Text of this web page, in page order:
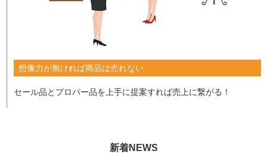
想像力が無ければ商品は売れない
セール品とプロパー品を上手に提案すれば売上に繋がる！
新着NEWS